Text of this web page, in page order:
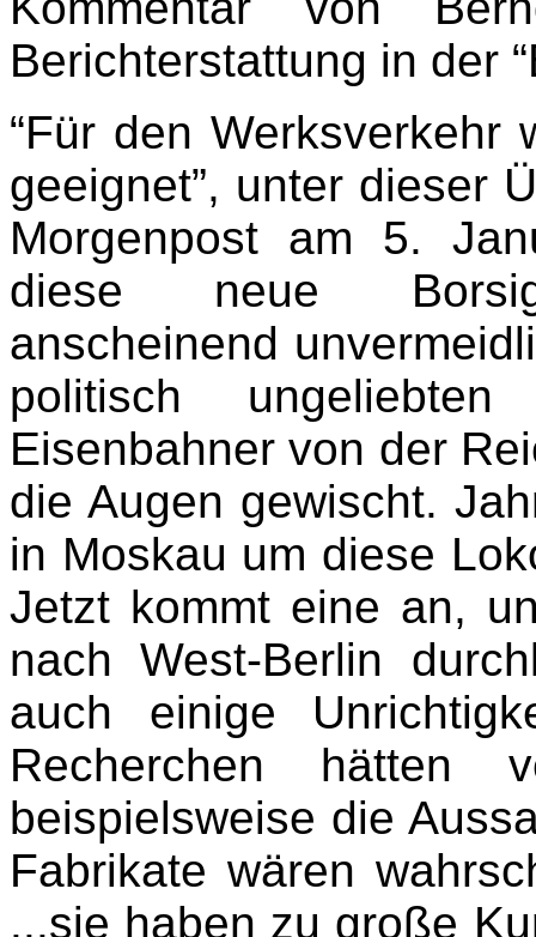
Berichterstattung in der
“Für den Werksverkehr
geeignet”, unter dieser
Morgenpost am 5.
diese neue Borsig-
anscheinend
politisch
Eisenbahner von der
die Augen gewischt.
in Moskau um diese
Jetzt kommt eine an,
nach West-Berlin
auch einige
Recherchen hätten
beispielsweise die
Fabrikate wären
...sie haben zu große